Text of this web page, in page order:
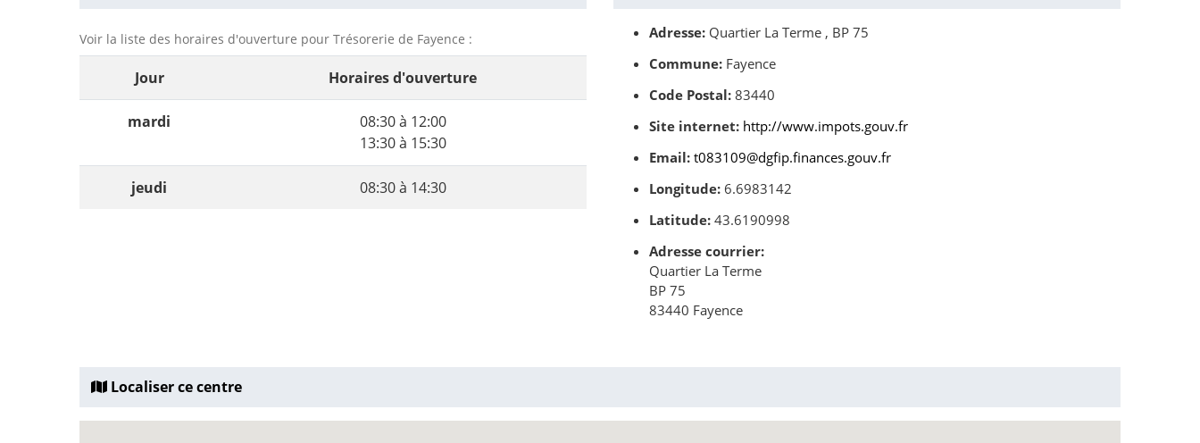
Voir la liste des horaires d'ouverture pour Trésorerie de Fayence :
Jour Horaires d'ouverture
mardi
08:30 à 12:00
13:30 à 15:30
jeudi 08:30 à 14:30
Adresse: Quartier La Terme , BP 75
Commune: Fayence
Code Postal: 83440
Site internet: http://www.impots.gouv.fr
Email: t083109@dgfip.finances.gouv.fr
Longitude: 6.6983142
Latitude: 43.6190998
Adresse courrier:
Quartier La Terme
BP 75
83440 Fayence
Localiser ce centre